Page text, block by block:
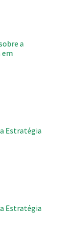
a
em
Estratégia
Estratégia